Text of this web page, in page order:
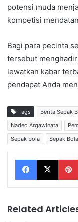
potensi muda
kompetisi
Bagi para pecinta
tersebut
lewatkan kabar
pendapat Anda
Tags Berita Sepak
Nadeo Argawinata
Sepak bola
Sepak
Facebook X
Related